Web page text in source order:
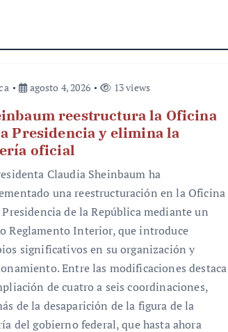
agosto 4, 2026 13 views
reestructura la Oficina
Presidencia y elimina la
oficial
Claudia Sheinbaum ha
una reestructuración en la Oficina
Presidencia de la República mediante un
Reglamento Interior, que introduce
significativos en su organización y
Entre las modificaciones destaca
de cuatro a seis coordinaciones,
de la desaparición de la figura de la
del gobierno federal, que hasta ahora